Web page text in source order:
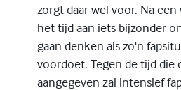
zorgt daar wel voor. Na
het tijd aan iets bijzonder
gaan denken als zo'n
voordoet. Tegen de tijd die
aangegeven zal intensief